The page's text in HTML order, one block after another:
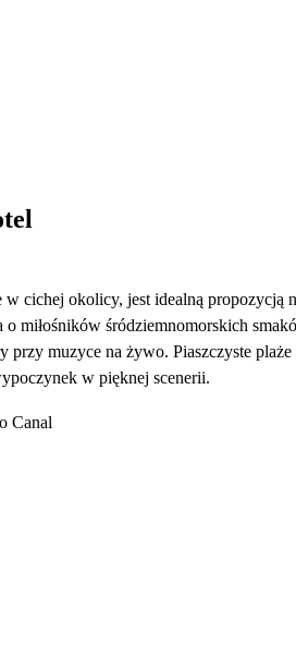
w cichej okolicy, jest idealną propozycją
miłośników śródziemnomorskich
przy muzyce na żywo. Piaszczyste
w pięknej scenerii.
Canal